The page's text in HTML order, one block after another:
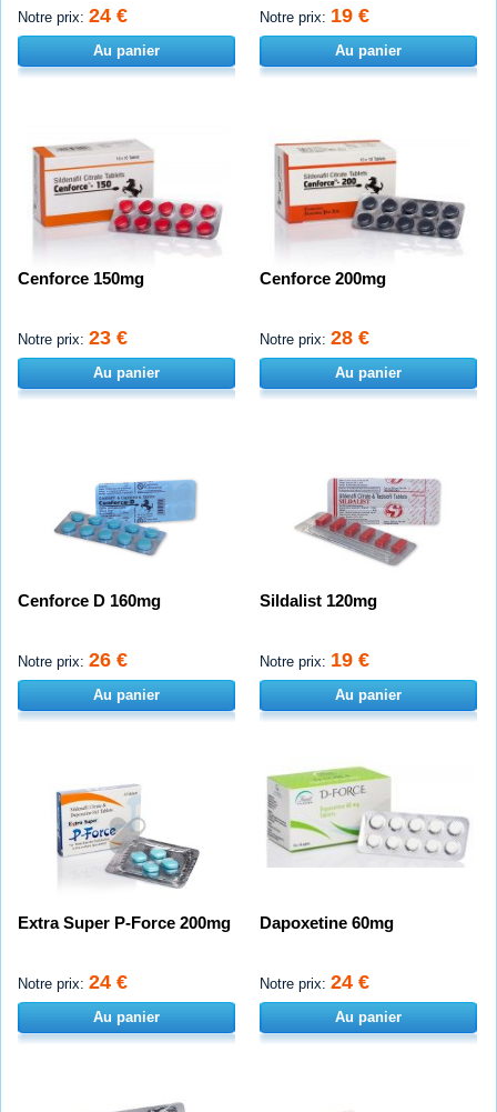
Notre prix: 24 €
Au panier
Notre prix: 19 €
Au panier
Cenforce 150mg
Notre prix: 23 €
Au panier
Cenforce 200mg
Notre prix: 28 €
Au panier
Cenforce D 160mg
Notre prix: 26 €
Au panier
Sildalist 120mg
Notre prix: 19 €
Au panier
Extra Super P-Force 200mg
Notre prix: 24 €
Au panier
Dapoxetine 60mg
Notre prix: 24 €
Au panier